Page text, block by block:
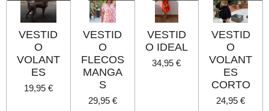
VESTID
O
VOLANT
ES
19,95 €
VESTID
O
FLECOS
MANGA
S
29,95 €
VESTID
O IDEAL
34,95 €
VESTID
O
VOLANT
ES
CORTO
24,95 €